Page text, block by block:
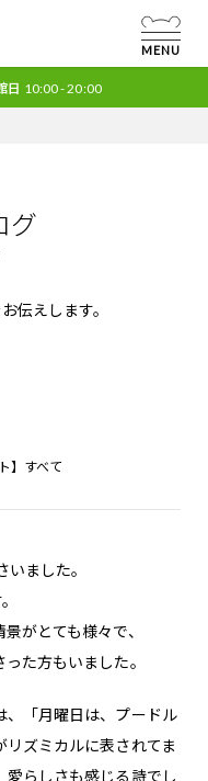
MENU
日 10:00 - 20:00
グ
伝えします。
】すべて
ました。
がとても様々で、
た方もいました。
、「月曜日は、プードル
ズミカルに表されてま
らしさも感じる詩でし